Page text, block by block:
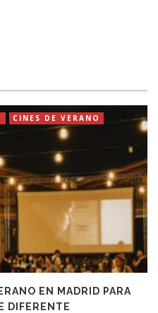
CINES DE VERANO
EN MADRID PARA
DIFERENTE